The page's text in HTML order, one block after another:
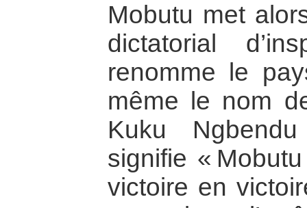
Mobutu met
dictatorial
renomme le
même le nom
Kuku
signifie «
victoire en